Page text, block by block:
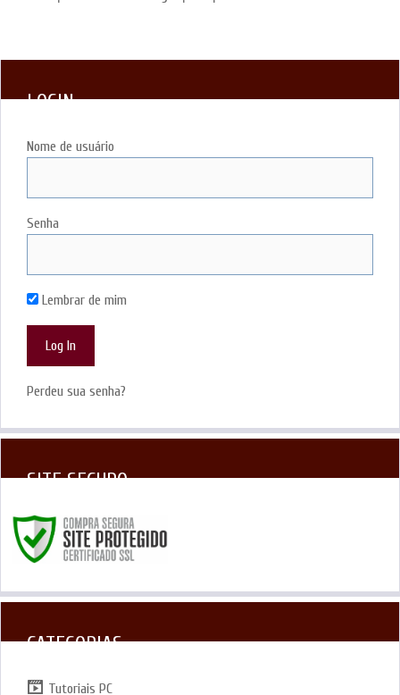
LOGIN
Nome de usuário
Senha
Lembrar de mim
Perdeu sua senha?
SITE SEGURO
CATEGORIAS
Tutoriais PC